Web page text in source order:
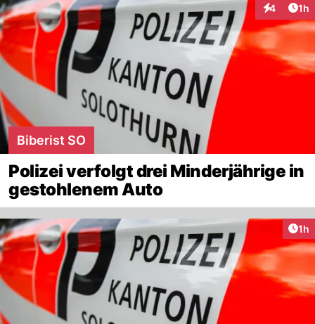
4 1h
Biberist SO
Polizei verfolgt drei Minderjährige in
gestohlenem Auto
1h